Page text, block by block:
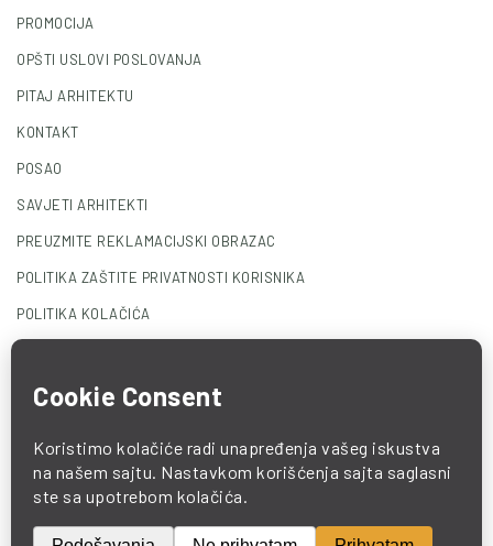
PROMOCIJA
OPŠTI USLOVI POSLOVANJA
PITAJ ARHITEKTU
KONTAKT
POSAO
SAVJETI ARHITEKTI
PREUZMITE REKLAMACIJSKI OBRAZAC
POLITIKA ZAŠTITE PRIVATNOSTI KORISNIKA
POLITIKA KOLAČIĆA
© 2025 COMO. All Rights Reserved